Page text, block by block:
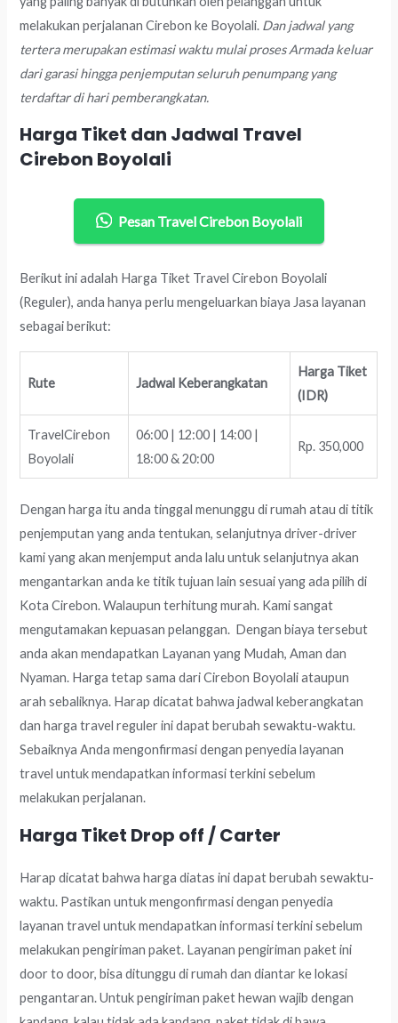
melakukan perjalanan Cirebon ke Boyolali. Dan jadwal yang
tertera merupakan estimasi waktu mulai proses Armada keluar
dari garasi hingga penjemputan seluruh penumpang yang
terdaftar di hari pemberangkatan.
Harga Tiket dan Jadwal Travel
Cirebon Boyolali
Pesan Travel Cirebon Boyolali
Berikut ini adalah Harga Tiket Travel Cirebon Boyolali
(Reguler), anda hanya perlu mengeluarkan biaya Jasa layanan
sebagai berikut:
Rute Jadwal Keberangkatan
Harga Tiket
(IDR)
TravelCirebon
Boyolali
06:00 | 12:00 | 14:00 |
18:00 & 20:00
Rp. 350,000
Dengan harga itu anda tinggal menunggu di rumah atau di titik
penjemputan yang anda tentukan, selanjutnya driver-driver
kami yang akan menjemput anda lalu untuk selanjutnya akan
mengantarkan anda ke titik tujuan lain sesuai yang ada pilih di
Kota Cirebon. Walaupun terhitung murah. Kami sangat
mengutamakan kepuasan pelanggan. Dengan biaya tersebut
anda akan mendapatkan Layanan yang Mudah, Aman dan
Nyaman. Harga tetap sama dari Cirebon Boyolali ataupun
arah sebaliknya. Harap dicatat bahwa jadwal keberangkatan
dan harga travel reguler ini dapat berubah sewaktu-waktu.
Sebaiknya Anda mengonfirmasi dengan penyedia layanan
travel untuk mendapatkan informasi terkini sebelum
melakukan perjalanan.
Harga Tiket Drop off / Carter
Harap dicatat bahwa harga diatas ini dapat berubah sewaktu-
waktu. Pastikan untuk mengonfirmasi dengan penyedia
layanan travel untuk mendapatkan informasi terkini sebelum
melakukan pengiriman paket. Layanan pengiriman paket ini
door to door, bisa ditunggu di rumah dan diantar ke lokasi
pengantaran. Untuk pengiriman paket hewan wajib dengan